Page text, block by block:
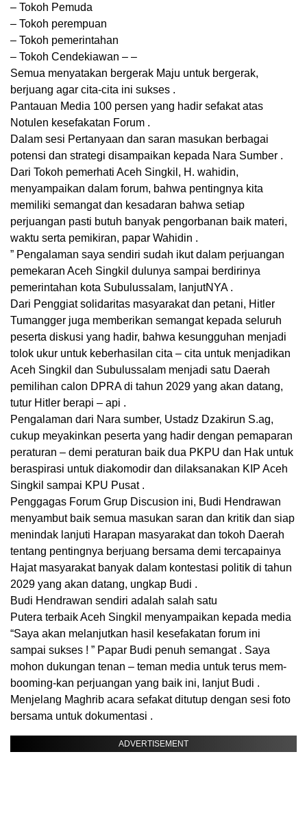
– Tokoh Pemuda
– Tokoh perempuan
– Tokoh pemerintahan
– Tokoh Cendekiawan – –
Semua menyatakan bergerak Maju untuk bergerak,
berjuang agar cita-cita ini sukses .
Pantauan Media 100 persen yang hadir sefakat atas
Notulen kesefakatan Forum .
Dalam sesi Pertanyaan dan saran masukan berbagai
potensi dan strategi disampaikan kepada Nara Sumber .
Dari Tokoh pemerhati Aceh Singkil, H. wahidin,
menyampaikan dalam forum, bahwa pentingnya kita
memiliki semangat dan kesadaran bahwa setiap
perjuangan pasti butuh banyak pengorbanan baik materi,
waktu serta pemikiran, papar Wahidin .
” Pengalaman saya sendiri sudah ikut dalam perjuangan
pemekaran Aceh Singkil dulunya sampai berdirinya
pemerintahan kota Subulussalam, lanjutNYA .
Dari Penggiat solidaritas masyarakat dan petani, Hitler
Tumangger juga memberikan semangat kepada seluruh
peserta diskusi yang hadir, bahwa kesungguhan menjadi
tolok ukur untuk keberhasilan cita – cita untuk menjadikan
Aceh Singkil dan Subulussalam menjadi satu Daerah
pemilihan calon DPRA di tahun 2029 yang akan datang,
tutur Hitler berapi – api .
Pengalaman dari Nara sumber, Ustadz Dzakirun S.ag,
cukup meyakinkan peserta yang hadir dengan pemaparan
peraturan – demi peraturan baik dua PKPU dan Hak untuk
beraspirasi untuk diakomodir dan dilaksanakan KIP Aceh
Singkil sampai KPU Pusat .
Penggagas Forum Grup Discusion ini, Budi Hendrawan
menyambut baik semua masukan saran dan kritik dan siap
menindak lanjuti Harapan masyarakat dan tokoh Daerah
tentang pentingnya berjuang bersama demi tercapainya
Hajat masyarakat banyak dalam kontestasi politik di tahun
2029 yang akan datang, ungkap Budi .
Budi Hendrawan sendiri adalah salah satu
Putera terbaik Aceh Singkil menyampaikan kepada media
“Saya akan melanjutkan hasil kesefakatan forum ini
sampai sukses ! ” Papar Budi penuh semangat . Saya
mohon dukungan tenan – teman media untuk terus mem-
booming-kan perjuangan yang baik ini, lanjut Budi .
Menjelang Maghrib acara sefakat ditutup dengan sesi foto
bersama untuk dokumentasi .
ADVERTISEMENT